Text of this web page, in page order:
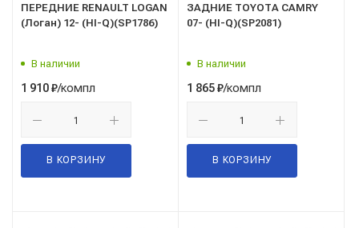
ПЕРЕДНИЕ RENAULT LOGAN
(Логан) 12- (HI-Q)(SP1786)
В наличии
1 910₽/компл
В КОРЗИНУ
ЗАДНИЕ TOYOTA CAMRY
07- (HI-Q)(SP2081)
В наличии
1 865₽/компл
В КОРЗИНУ